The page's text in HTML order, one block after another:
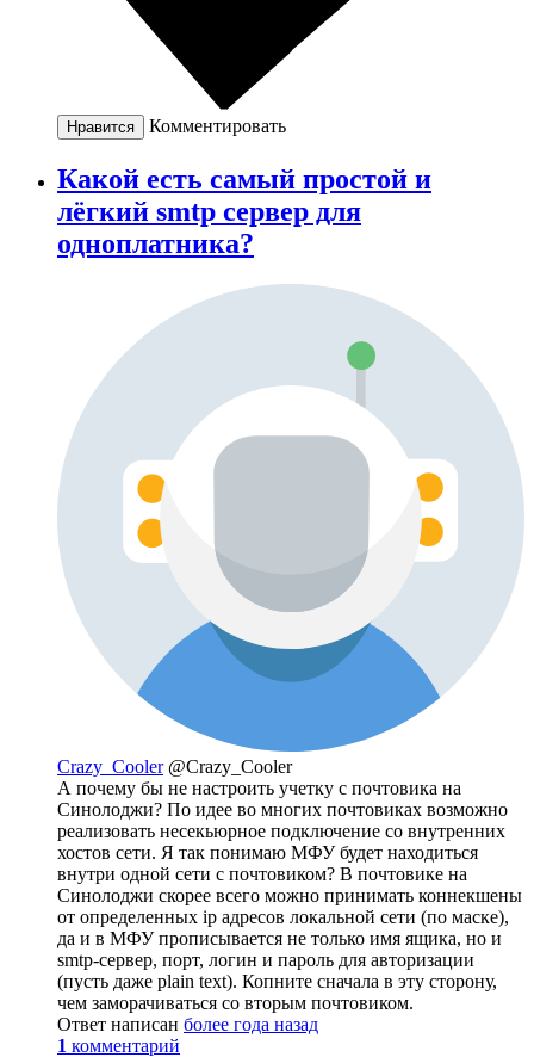
Нравится Комментировать
Какой есть самый простой и
лёгкий smtp сервер для
одноплатника?
Crazy_Cooler @Crazy_Cooler
А почему бы не настроить учетку с почтовика на
Синолоджи? По идее во многих почтовиках возможно
реализовать несекьюрное подключение со внутренних
хостов сети. Я так понимаю МФУ будет находиться
внутри одной сети с почтовиком? В почтовике на
Синолоджи скорее всего можно принимать коннекшены
от определенных ip адресов локальной сети (по маске),
да и в МФУ прописывается не только имя ящика, но и
smtp-сервер, порт, логин и пароль для авторизации
(пусть даже plain text). Копните сначала в эту сторону,
чем заморачиваться со вторым почтовиком.
Ответ написан более года назад
1 комментарий